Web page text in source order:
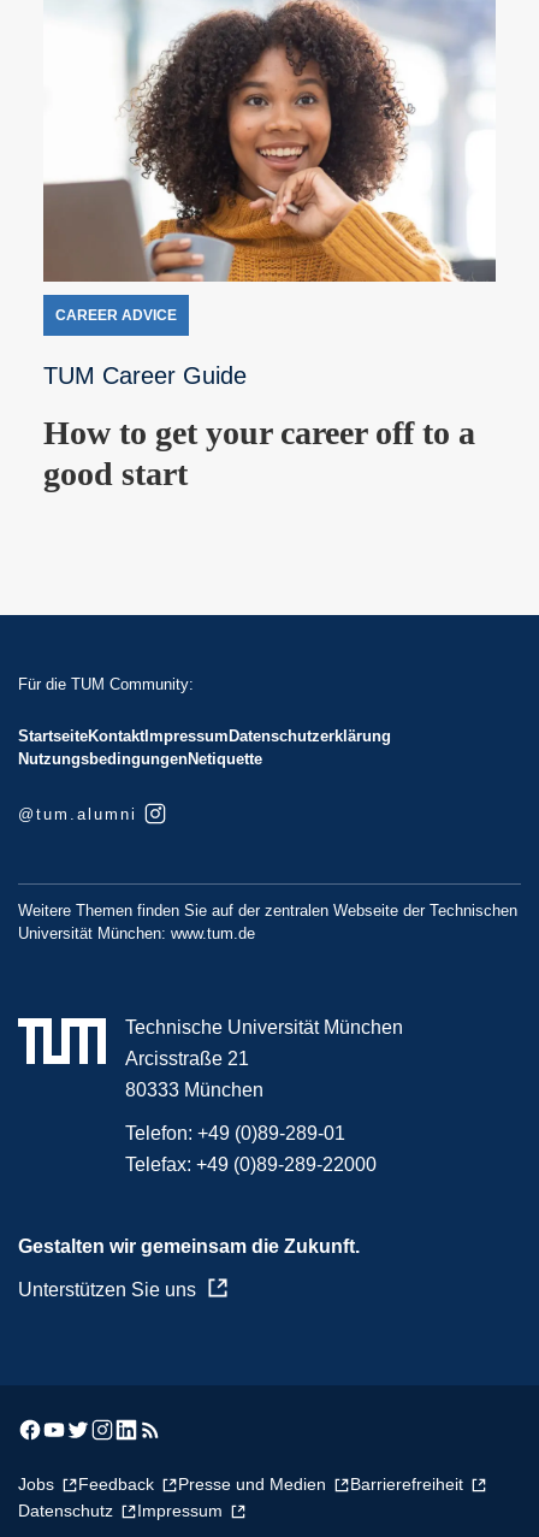
CAREER ADVICE
TUM Career Guide
How to get your career off to a
good start
Für die TUM Community:
StartseiteKontaktImpressum Datenschutzerklärung
NutzungsbedingungenNetiquette
@tum.alumni
Weitere Themen finden Sie auf der zentralen Webseite der Technischen
Universität München: www.tum.de
Technische Universität München
Arcisstraße 21
80333 München
Telefon: +49 (0)89-289-01
Telefax: +49 (0)89-289-22000
Gestalten wir gemeinsam die Zukunft.
Unterstützen Sie uns
Jobs Feedback Presse und Medien
Barrierefreiheit
Datenschutz
Impressum